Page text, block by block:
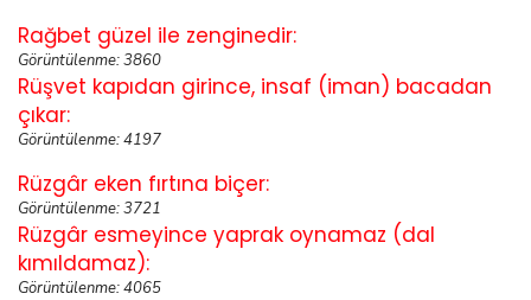
Rağbet güzel ile zenginedir:
Görüntülenme: 3860
Rüşvet kapıdan girince, insaf (iman) bacadan
çıkar:
Görüntülenme: 4197
Rüzgâr eken fırtına biçer:
Görüntülenme: 3721
Rüzgâr esmeyince yaprak oynamaz (dal
kımıldamaz):
Görüntülenme: 4065